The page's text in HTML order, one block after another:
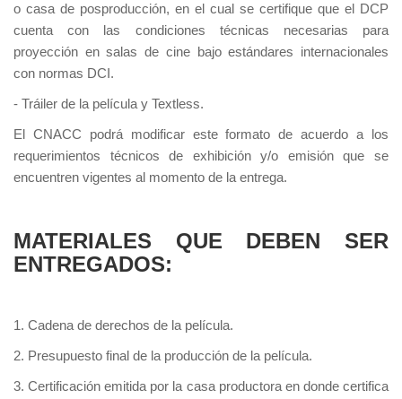
o casa de posproducción, en el cual se certifique que el DCP
cuenta con las condiciones técnicas necesarias para
proyección en salas de cine bajo estándares internacionales
con normas DCI.
- Tráiler de la película y Textless.
El CNACC podrá modificar este formato de acuerdo a los
requerimientos técnicos de exhibición y/o emisión que se
encuentren vigentes al momento de la entrega.
MATERIALES QUE DEBEN SER
ENTREGADOS:
1. Cadena de derechos de la película.
2. Presupuesto final de la producción de la película.
3. Certificación emitida por la casa productora en donde certifica